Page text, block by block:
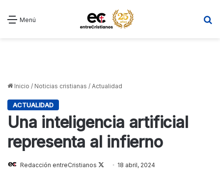
Menú
Inicio / Noticias cristianas / Actualidad
ACTUALIDAD
Una inteligencia artificial
representa al infierno
Redacción entreCristianos
Follow18 abril, 2024